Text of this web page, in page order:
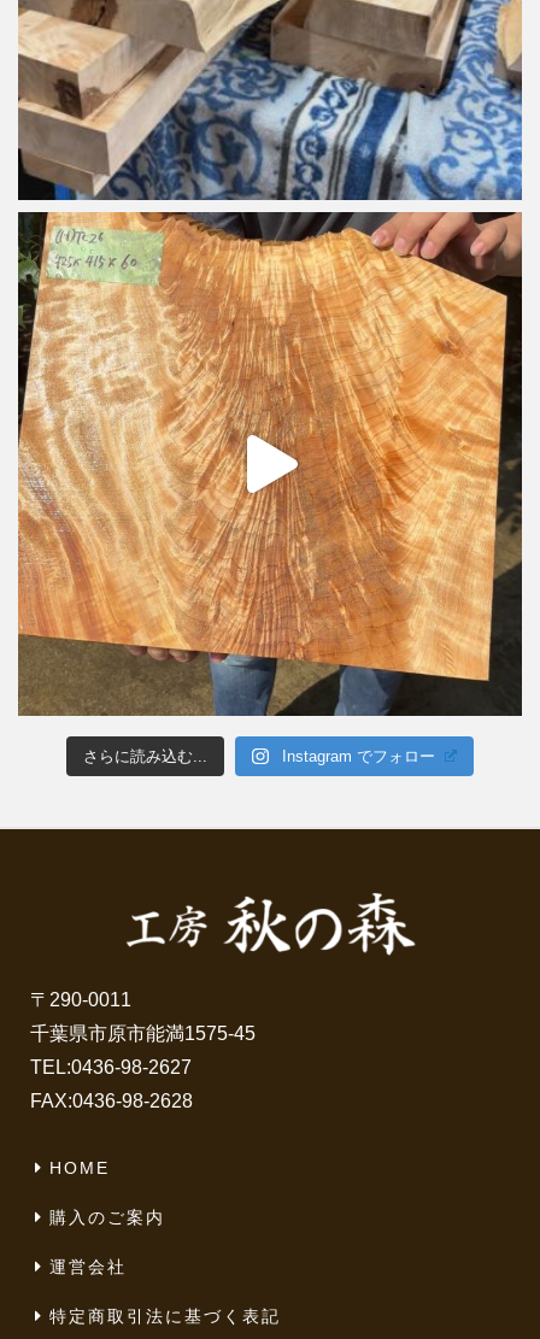
さらに読み込む... Instagram でフォロー
〒290-0011
千葉県市原市能満1575-45
TEL:0436-98-2627
FAX:0436-98-2628
HOME
購入のご案内
運営会社
特定商取引法に基づく表記